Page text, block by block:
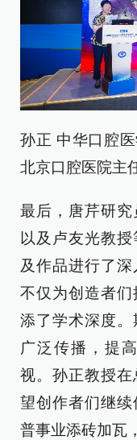
孙正 中华口腔
北京口腔医院主
最后，唐芹研
以及卢友光教
及作品进行了
不仅为创造者
添了学术深度
广泛传播，提
视。孙正教授
望创作者们继
普事业添砖加瓦